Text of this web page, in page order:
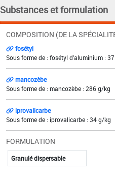
Substances et formulation
COMPOSITION (DE LA
fosétyl
Sous forme de : fosétyl d'aluminium :
mancozèbe
Sous forme de : mancozèbe : 286 g/kg
iprovalicarbe
Sous forme de : iprovalicarbe : 34 g/kg
FORMULATION
Granulé dispersable